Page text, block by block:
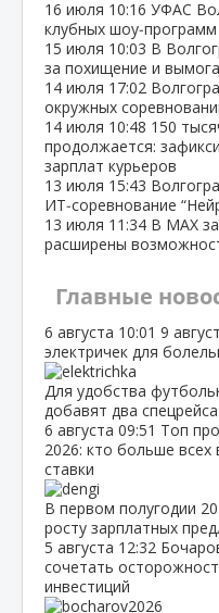
16 июля 10:16 УФАС
клубных шоу‑программ
15 июля 10:03 В
за похищение и
14 июля 17:02
окружных
14 июля 10:48 150
продолжается:
зарплат курьеров
13 июля 15:43
ИТ‑соревнование
13 июля 11:34 В МАХ
расширены
Главные
6 августа 10:01 9
электричек для
Для удобства
добавят два
6 августа 09:51 Топ
2026: кто больше всех
ставки
В первом полугодии
росту зарплатных
5 августа 12:32
сочетать
инвестиций